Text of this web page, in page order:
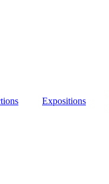
Expositions